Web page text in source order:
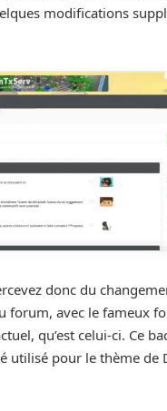
modifications
donc du
forum, avec le fameux
qu’est celui-ci. Ce
utilisé pour le thème de